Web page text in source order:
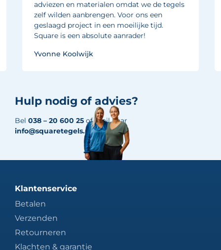
adviezen en materialen omdat we de tegels
zelf wilden aanbrengen. Voor ons een
geslaagd project in een moeilijke tijd.
Square is een absolute aanrader!
Yvonne Koolwijk
Hulp nodig of advies?
Bel 038 – 20 600 25 of mail naar
info@squaretegels.nl
Klantenservice
Betalen
Verzenden
Retourneren
Klachten & garantie